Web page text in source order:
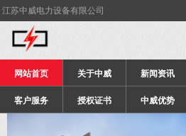
江苏中威电力设备有限公司
网站首页 关于中威 新闻资讯
客户服务 授权证书 中威优势